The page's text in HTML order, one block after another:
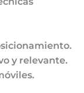
y relevante.